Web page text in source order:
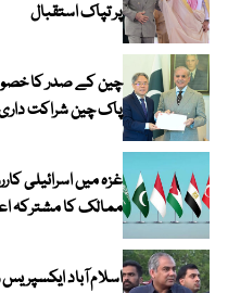
پر تپاک استقبال
چین کے صدر کا
پاک چین شراکت
ممالک کا مشترکہ
اسلام آباد